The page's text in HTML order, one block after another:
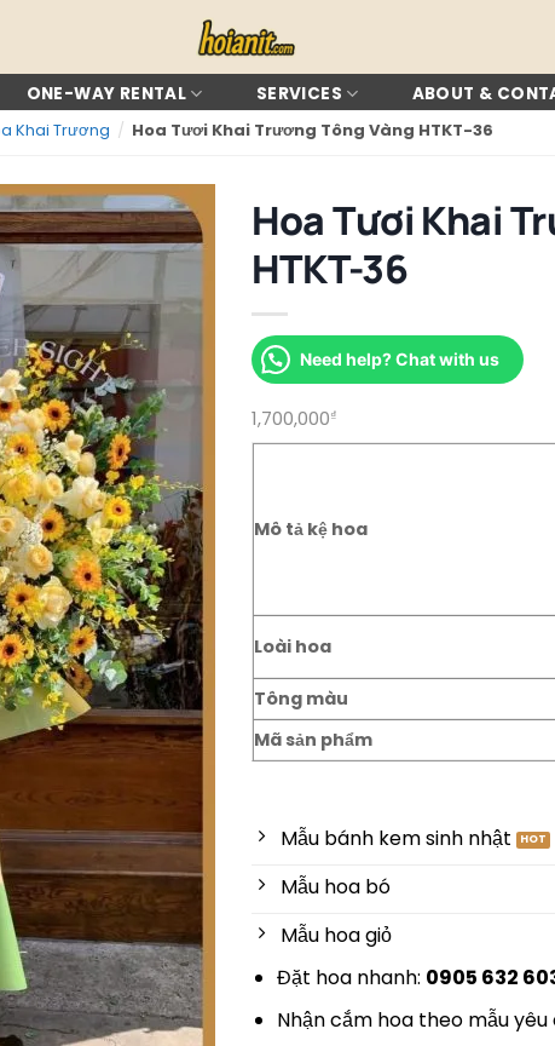
ONE-WAY RENTAL SERVICES ABOUT &
Khai Trương / Hoa Tươi Khai Trương Tông Vàng HTKT-36
Hoa Tươi Khai
HTKT-36
Need help? Chat with us
1,700,000₫
Mô tả kệ hoa
Loài hoa
Tông màu
Mã sản phẩm
Mẫu bánh kem sinh nhật
Mẫu hoa bó
Mẫu hoa giỏ
Đặt hoa nhanh: 0905 632
Nhận cắm hoa theo mẫu